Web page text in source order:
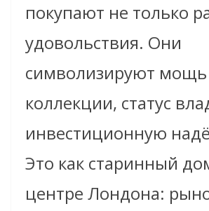
покупают не только
удовольствия. Они
символизируют мощь
коллекции, статус
инвестиционную
Это как старинный
центре Лондона: